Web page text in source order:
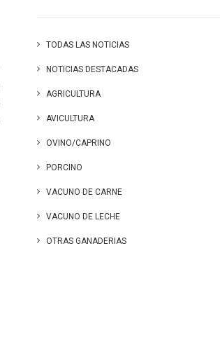
TODAS LAS NOTICIAS
NOTICIAS DESTACADAS
AGRICULTURA
AVICULTURA
OVINO/CAPRINO
PORCINO
VACUNO DE CARNE
VACUNO DE LECHE
OTRAS GANADERIAS